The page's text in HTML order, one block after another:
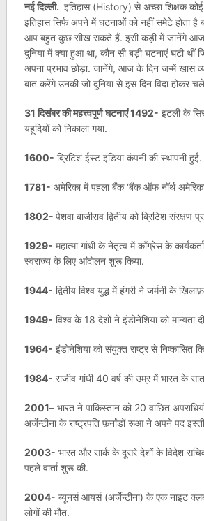
नई दिल्ली. इतिहास (History) से अच्छा शिक्षक कोई
इतिहास सिर्फ अपने में घटनाओं को नहीं समेटे होता
आप बहुत कुछ सीख सकते हैं. इसी कड़ी में जानेंगे आज
दुनिया में क्या हुआ था, कौन सी बड़ी घटनाएं घटी थीं
अपना प्रभाव छोड़ा. जानेंगे, आज के दिन जन्में खास
बात करेंगे उनकी जो दुनिया से इस दिन विदा होकर
31 दिसंबर की महत्त्वपूर्ण घटनाएं1492- इटली के
यहूदियों को निकाला गया.
1600- ब्रिटिश ईस्ट इंडिया कंपनी की स्थापनी हुई.
1781- अमेरिका में पहला बैंक ‘बैंक ऑफ नॉर्थ
1802- पेशवा बाजीराव द्वितीय को ब्रिटिश संरक्षण
1929- महात्मा गांधी के नेतृत्व में काँग्रेस के
स्वराज्य के लिए आंदोलन शुरू किया.
1944- द्वितीय विश्व युद्ध में हंगरी ने जर्मनी के
1949- विश्व के 18 देशों ने इंडोनेशिया को मान्यता
1964- इंडोनेशिया को संयुक्त राष्ट्र से निष्कासित
1984- राजीव गांधी 40 वर्ष की उम्र में भारत के
2001– भारत ने पाकिस्तान को 20 वांछित
अर्जेन्टीना के राष्ट्रपति फ़र्नांडों रूआ ने अपने पद
2003- भारत और सार्क के दूसरे देशों के विदेश
पहले वार्ता शुरू की.
2004- ब्यूनर्स आयर्स (अर्जेन्टीना) के एक नाइट
लोगों की मौत.